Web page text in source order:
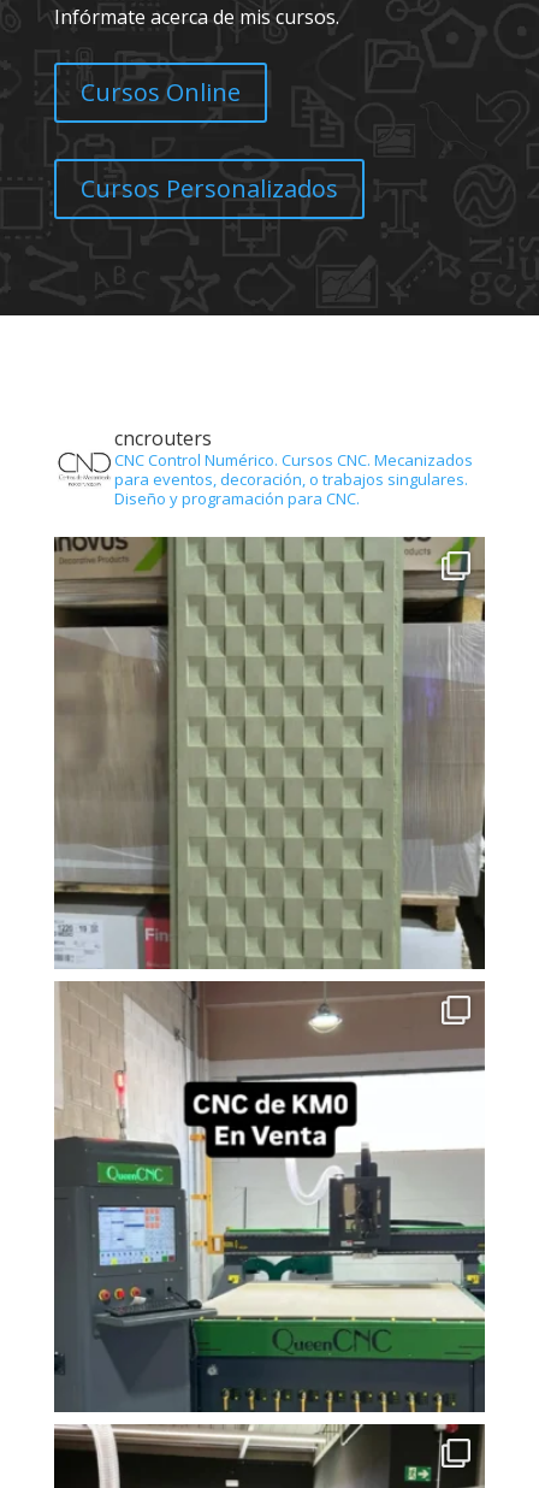
Infórmate acerca de mis cursos.
Cursos Online
Cursos Personalizados
cncrouters
CNC Control Numérico. Cursos CNC. Mecanizados
para eventos, decoración, o trabajos singulares.
Diseño y programación para CNC.